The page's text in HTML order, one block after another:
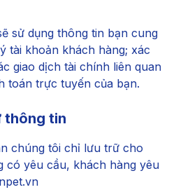
sử dụng thông tin bạn cung
tài khoản khách hàng; xác
giao dịch tài chính liên quan
toán trực tuyến của bạn.
thông tin
chúng tôi chỉ lưu trữ cho
có yêu cầu, khách hàng yêu